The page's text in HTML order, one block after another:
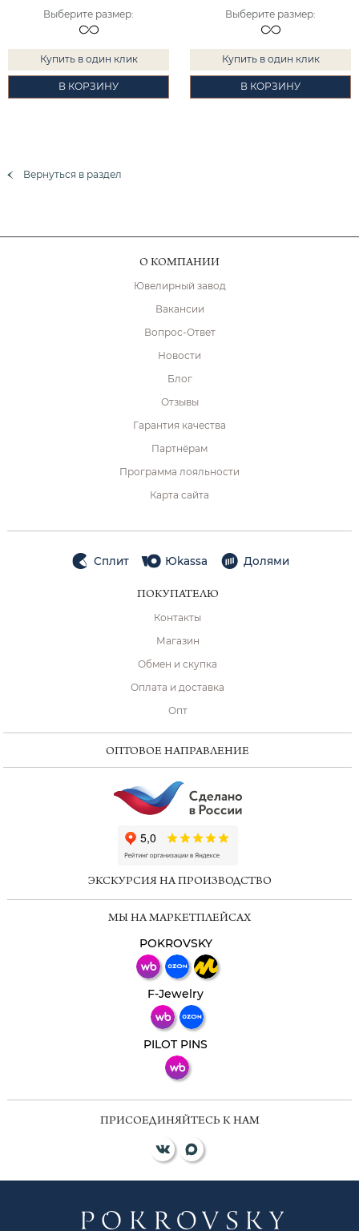
Выберите размер:
Купить в один клик
В КОРЗИНУ
Выберите размер:
Купить в один клик
В КОРЗИНУ
Вернуться в раздел
О КОМПАНИИ
Ювелирный завод
Вакансии
Вопрос-Ответ
Новости
Блог
Отзывы
Гарантия качества
Партнёрам
Программа лояльности
Карта сайта
Сплит Юkassa Долями
ПОКУПАТЕЛЮ
Контакты
Магазин
Обмен и скупка
Оплата и доставка
Опт
ОПТОВОЕ НАПРАВЛЕНИЕ
ЭКСКУРСИЯ НА ПРОИЗВОДСТВО
МЫ НА МАРКЕТПЛЕЙСАХ
POKROVSKY
F-Jewelry
PILOT PINS
ПРИСОЕДИНЯЙТЕСЬ К НАМ